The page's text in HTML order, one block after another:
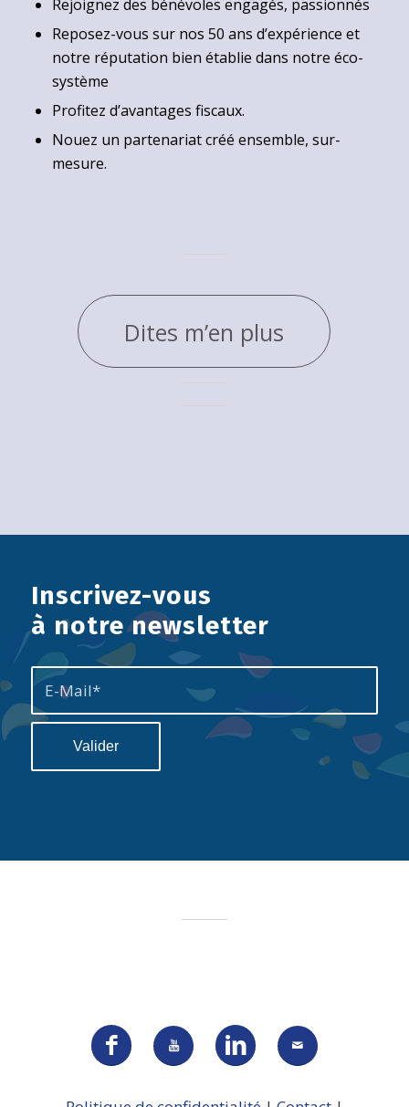
Rejoignez des bénévoles engagés, passionnés
Reposez-vous sur nos 50 ans d’expérience et
notre réputation bien établie dans notre éco-
système
Profitez d’avantages fiscaux.
Nouez un partenariat créé ensemble, sur-
mesure.
Dites m’en plus
Inscrivez-vous
à notre newsletter